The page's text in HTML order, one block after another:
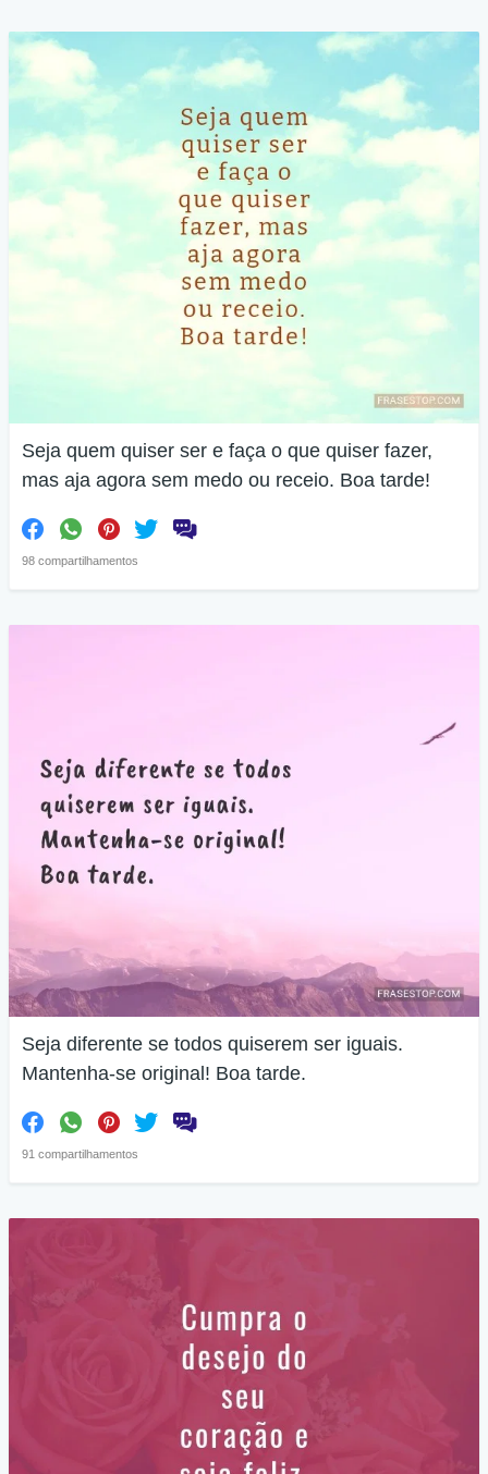
Seja quem quiser ser e faça o que quiser fazer,
mas aja agora sem medo ou receio. Boa tarde!
98 compartilhamentos
Seja diferente se todos quiserem ser iguais.
Mantenha-se original! Boa tarde.
91 compartilhamentos